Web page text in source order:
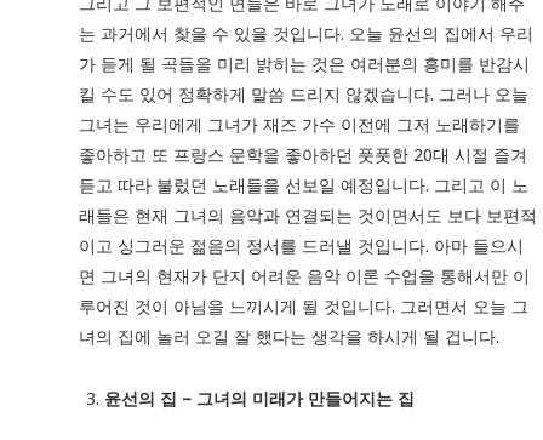
는 과거에서 찾을 수 있을 것입니다. 오늘 윤선의 집에서 우리
가 듣게 될 곡들을 미리 밝히는 것은 여러분의 흥미를 반감시
킬 수도 있어 정확하게 말씀 드리지 않겠습니다. 그러나 오늘
그녀는 우리에게 그녀가 재즈 가수 이전에 그저 노래하기를
좋아하고 또 프랑스 문학을 좋아하던 풋풋한 20대 시절 즐겨
듣고 따라 불렀던 노래들을 선보일 예정입니다. 그리고 이 노
래들은 현재 그녀의 음악과 연결되는 것이면서도 보다 보편적
이고 싱그러운 젊음의 정서를 드러낼 것입니다. 아마 들으시
면 그녀의 현재가 단지 어려운 음악 이론 수업을 통해서만 이
루어진 것이 아님을 느끼시게 될 것입니다. 그러면서 오늘 그
녀의 집에 놀러 오길 잘 했다는 생각을 하시게 될 겁니다.
윤선의 집 – 그녀의 미래가 만들어지는 집